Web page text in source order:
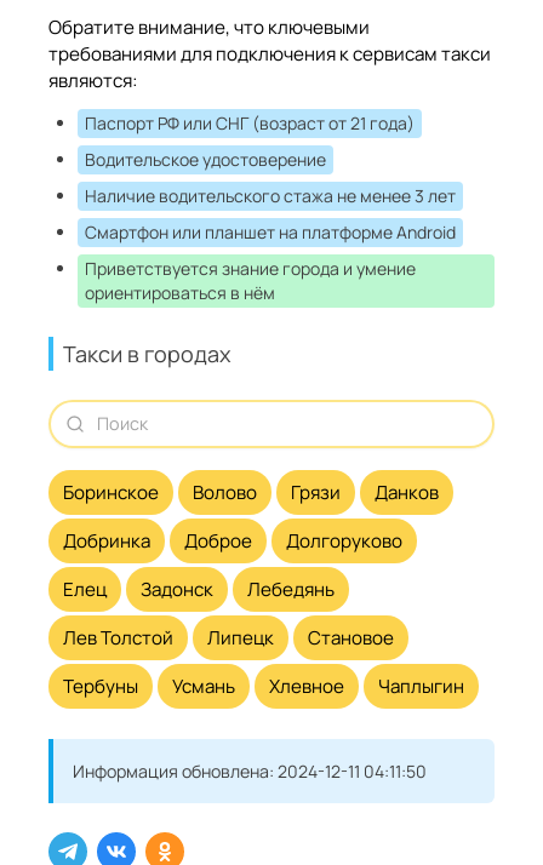
Обратите внимание, что ключевыми
требованиями для подключения к сервисам такси
являются:
Паспорт РФ или СНГ (возраст от 21 года)
Водительское удостоверение
Наличие водительского стажа не менее 3 лет
Смартфон или планшет на платформе Android
Приветствуется знание города и умение
ориентироваться в нём
Такси в городах
Боринское Волово Грязи
Данков
Добринка
Доброе
Долгоруково
Елец
Задонск
Лебедянь
Лев Толстой
Липецк
Становое
Тербуны
Усмань Хлевное Чаплыгин
Информация обновлена: 2024-12-11 04:11:50